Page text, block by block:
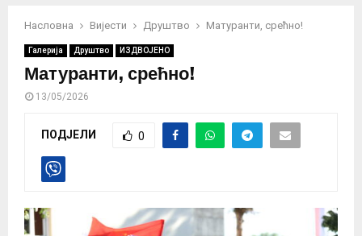
Насловна Вијести Друштво Матуранти, срећно!
Галерија Друштво ИЗДВОЈЕНО
Матуранти, срећно!
13/05/2026
ПОДЈЕЛИ 0